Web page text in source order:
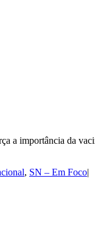
a importância da
, SN – Em Foco|